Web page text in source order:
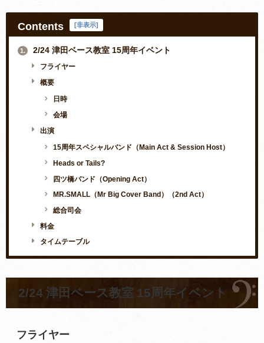
Contents [非表示]
1. 2/24 津田ベース教室 15周年イベント
フライヤー
概要
日時
会場
出演
15周年スペシャルバンド（Main Act & Session Host）
Heads or Tails?
四ツ橋バンド（Opening Act）
MR.SMALL（Mr Big Cover Band）（2nd Act）
総合司会
料金
タイムテーブル
2/24 津田ベース教室 15周年イベント
フライヤー